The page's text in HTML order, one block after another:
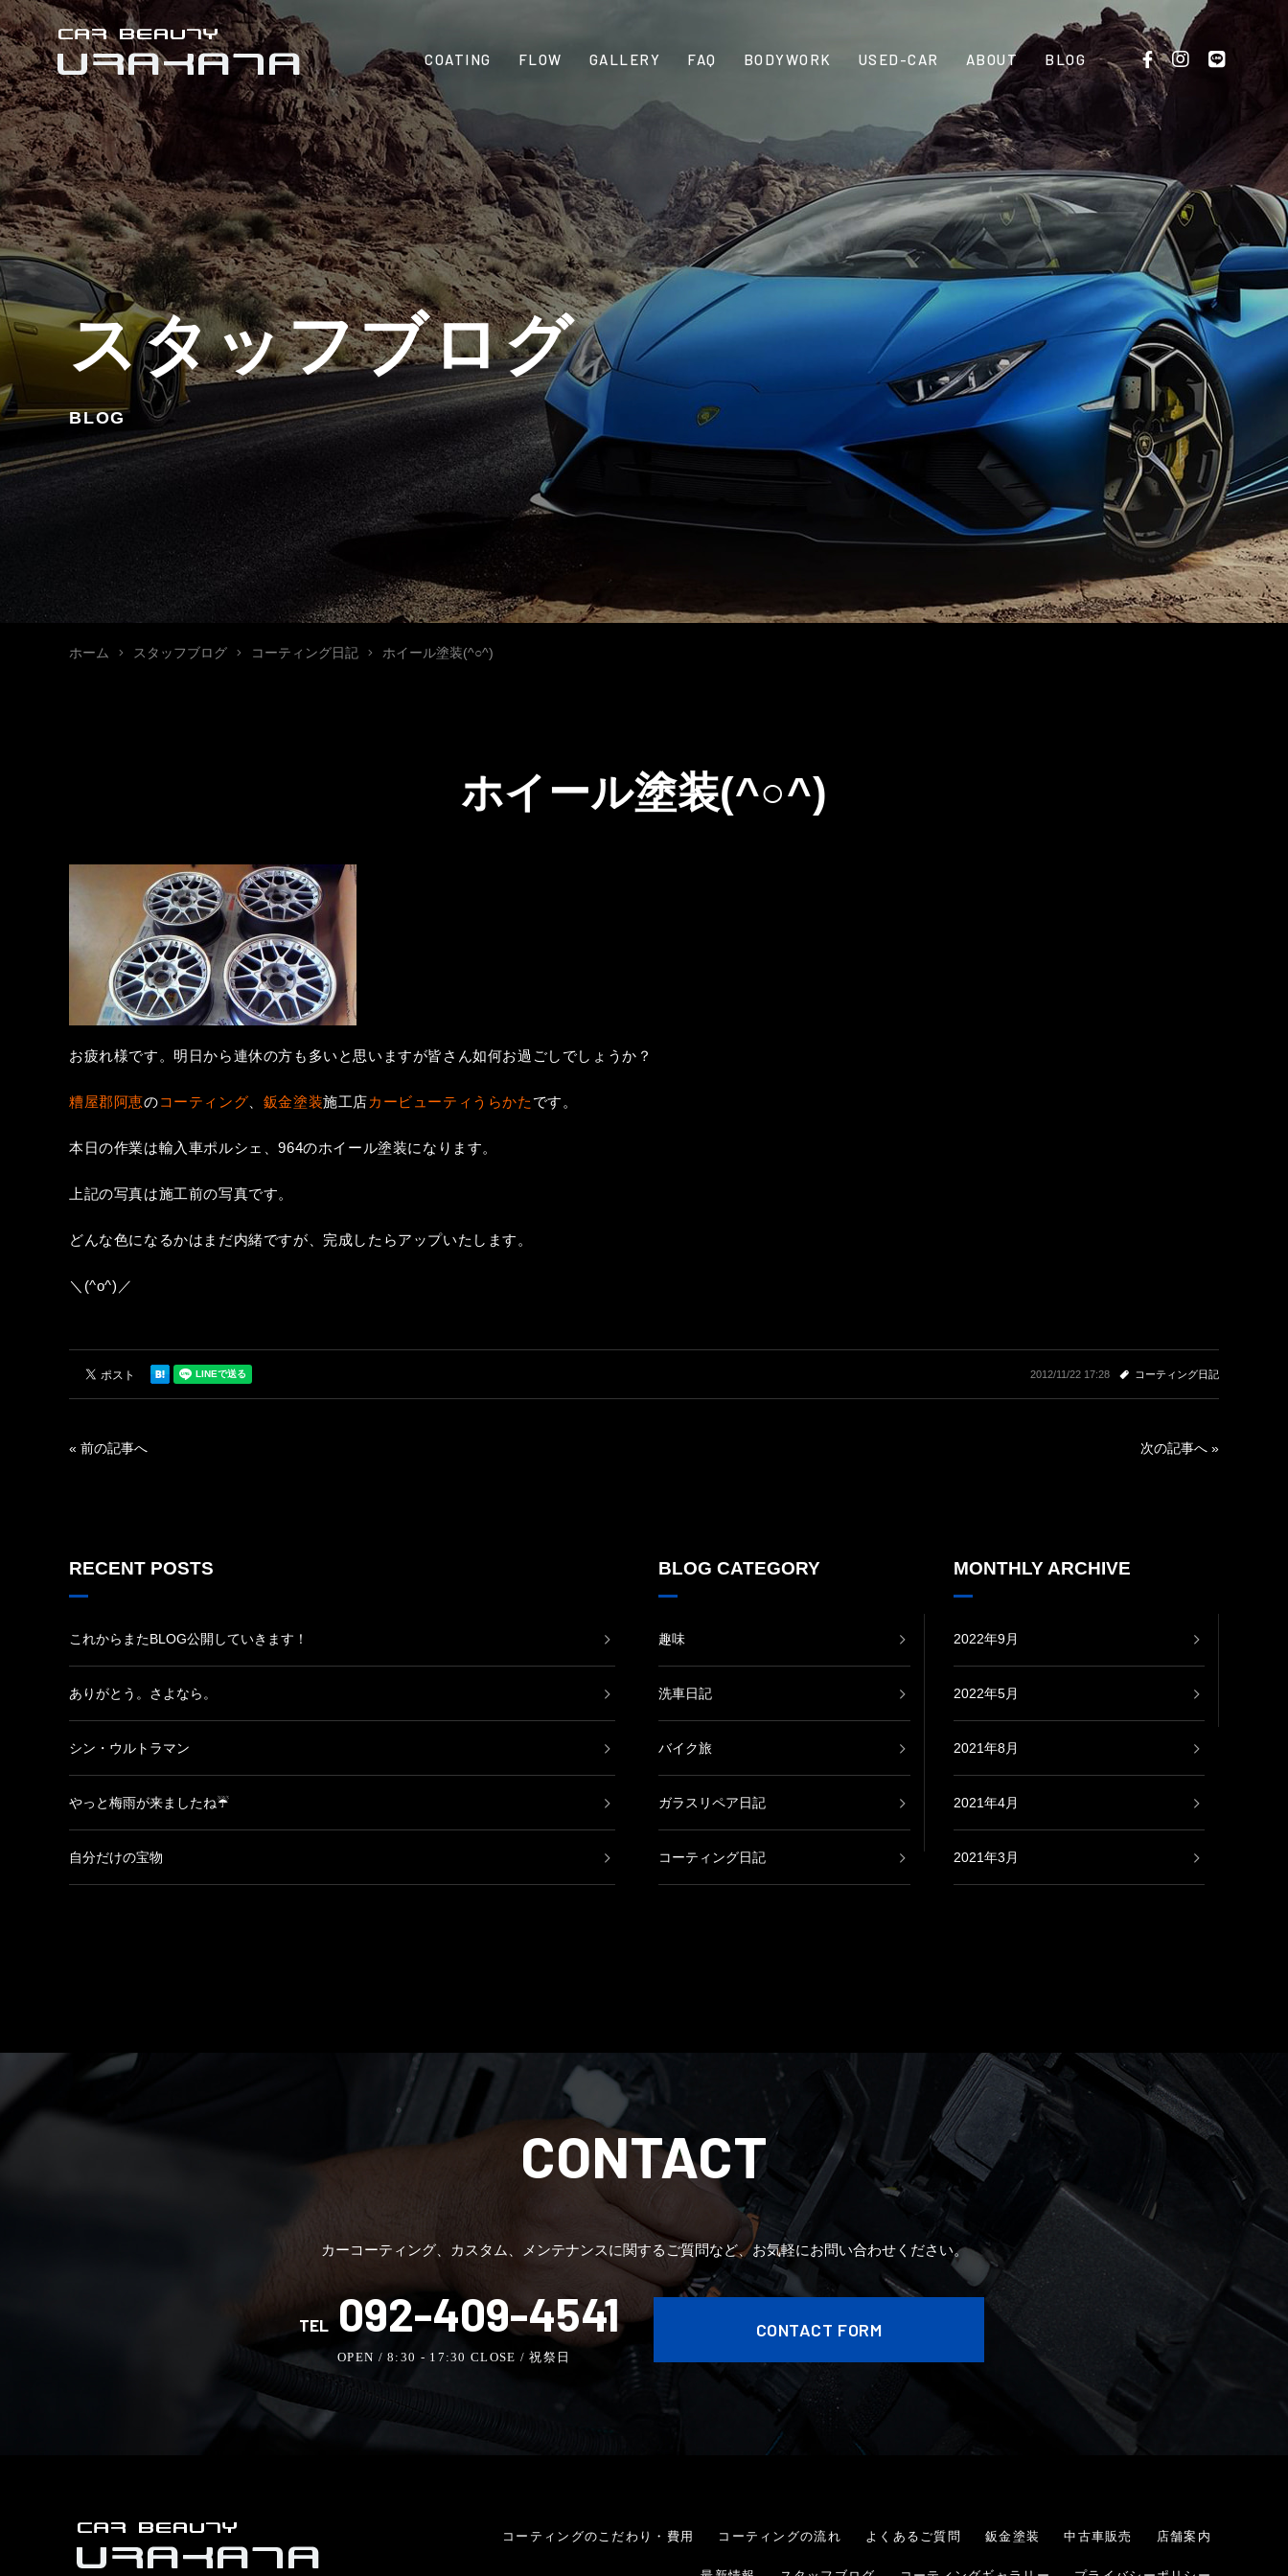
COATING FLOW GALLERY FAQ BODYWORK USED-CAR ABOUT BLOG
スタッフブログ
BLOG
ホーム スタッフブログ コーティング日記 ホイール塗装(^○^)
ホイール塗装(^○^)
お疲れ様です。明日から連休の方も多いと思いますが皆さん如何お過ごしでしょうか？
糟屋郡阿恵のコーティング 鈑金塗装施工店カービューティうらかた です。
本日の作業は輸入車ポルシェ、964のホイール塗装になります。
上記の写真は施工前の写真です。
どんな色になるかはまだ内緒ですが、完成したらアップいたします。
＼(^o^)／
2012/11/22 17:28 コーティング日記
« 前の記事へ 次の記事へ »
RECENT POSTS
これからまたBLOG公開していきます！
ありがとう。さよなら。
シン・ウルトラマン
やっと梅雨が来ましたね☔
自分だけの宝物
BLOG CATEGORY
趣味
洗車日記
バイク旅
ガラスリペア日記
コーティング日記
MONTHLY ARCHIVE
2022年9月
2022年5月
2021年8月
2021年4月
2021年3月
2020年7月
2020年6月
2020年5月
2020年4月
CONTACT
カーコーティング、カスタム、メンテナンスに関するご質問など、お気軽にお問い合わせください。
TEL092-409-4541
OPEN / 8:30 - 17:30 CLOSE / 祝祭日
CONTACT FORM
コーティングのこだわり・費用 コーティングの流れ よくあるご質問 鈑金塗装 中古車販売 店舗案内